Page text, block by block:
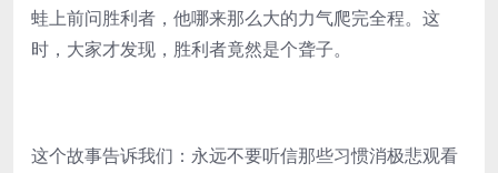
蛙上前问胜利者，他哪来那么大的力气爬完全程。这
时，大家才发现，胜利者竟然是个聋子。
这个故事告诉我们：永远不要听信那些习惯消极悲观看